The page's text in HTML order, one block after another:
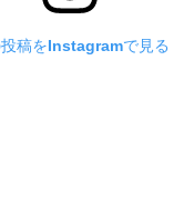
稿をInstagramで見る